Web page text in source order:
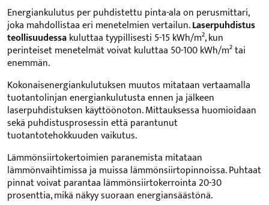
Energiankulutus per puhdistettu pinta-ala on perusmittari,
joka mahdollistaa eri menetelmien vertailun.Laserpuhdistus
teollisuudessakuluttaa tyypillisesti 5-15 kWh/m², kun
perinteiset menetelmät voivat kuluttaa 50-100 kWh/m² tai
enemmän.
Kokonaisenergiankulutuksen muutos mitataan vertaamalla
tuotantolinjan energiankulutusta ennen ja jälkeen
laserpuhdistuksen käyttöönoton. Mittauksessa huomioidaan
sekä puhdistusprosessin että parantunut
tuotantotehokkuuden vaikutus.
Lämmönsiirtokertoimien paranemista mitataan
lämmönvaihtimissa ja muissa lämmönsiirtopinnoissa. Puhtaat
pinnat voivat parantaa lämmönsiirtokerrointa 20-30
prosenttia, mikä näkyy suoraan energiansäästönä.